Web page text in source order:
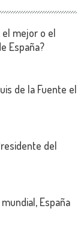
el mejor o el
España?
de la Fuente el
del
España